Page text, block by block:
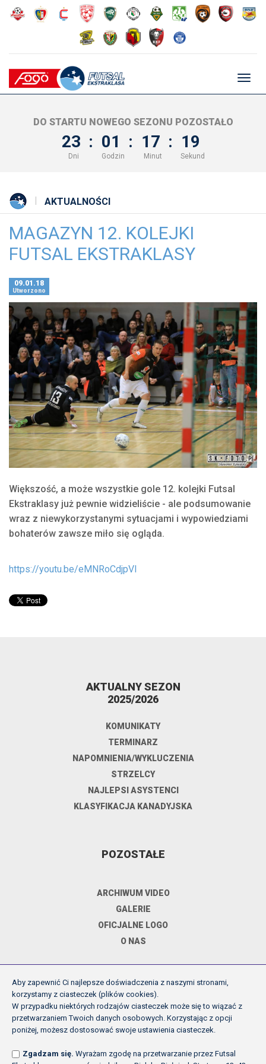
DO STARTU NOWEGO SEZONU POZOSTAŁO
23 : 01 : 17 : 19
Dni Godzin Minut Sekund
AKTUALNOŚCI
MAGAZYN 12. KOLEJKI
FUTSAL EKSTRAKLASY
09.01.18
Utworzono
Większość, a może wszystkie gole 12. kolejki Futsal
Ekstraklasy już pewnie widzieliście - ale podsumowanie
wraz z niewykorzystanymi sytuacjami i wypowiedziami
bohaterów zawsze miło się ogląda.
https://youtu.be/eMNRoCdjpVI
AKTUALNY SEZON
2025/2026
KOMUNIKATY
TERMINARZ
NAPOMNIENIA/WYKLUCZENIA
STRZELCY
NAJLEPSI ASYSTENCI
KLASYFIKACJA KANADYJSKA
POZOSTAŁE
ARCHIWUM VIDEO
GALERIE
OFICJALNE LOGO
O NAS
DOKUMENTY
REGULAMIN ROZGRYWEK FE
INNE
Aby zapewnić Ci najlepsze doświadczenia z naszymi stronami,
korzystamy z ciasteczek (plików cookies).
W przypadku niektórych rodzajów ciasteczek może się to wiązać z
przetwarzaniem Twoich danych osobowych. Korzystając z opcji
poniżej, możesz dostosować swoje ustawienia ciasteczek.
Zgadzam się. Wyrażam zgodę na przetwarzanie przez Futsal